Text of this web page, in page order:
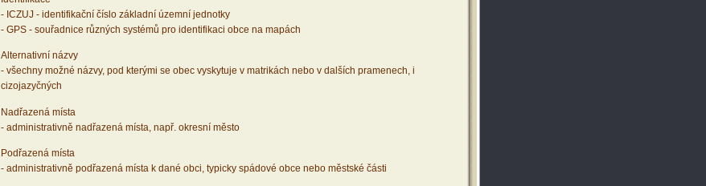
- ICZUJ - identifikační číslo základní územní jednotky
- GPS - souřadnice různých systémů pro identifikaci obce na mapách
Alternativní názvy
- všechny možné názvy, pod kterými se obec vyskytuje v matrikách nebo v dalších pramenech, i
cizojazyčných
Nadřazená místa
- administrativně nadřazená místa, např. okresní město
Podřazená místa
- administrativně podřazená místa k dané obci, typicky spádové obce nebo městské části